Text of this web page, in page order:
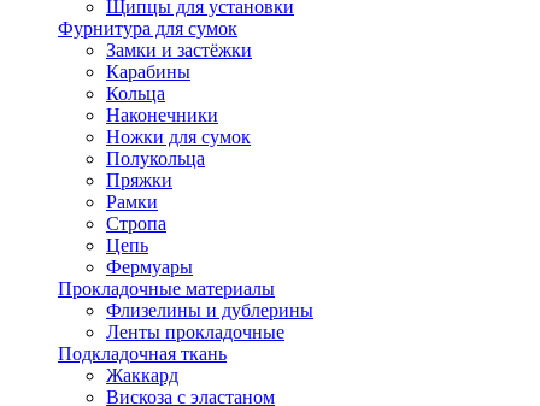
Щипцы для установки
Фурнитура для сумок
Замки и застёжки
Карабины
Кольца
Наконечники
Ножки для сумок
Полукольца
Пряжки
Рамки
Стропа
Цепь
Фермуары
Прокладочные материалы
Флизелины и дублерины
Ленты прокладочные
Подкладочная ткань
Жаккард
Вискоза с эластаном